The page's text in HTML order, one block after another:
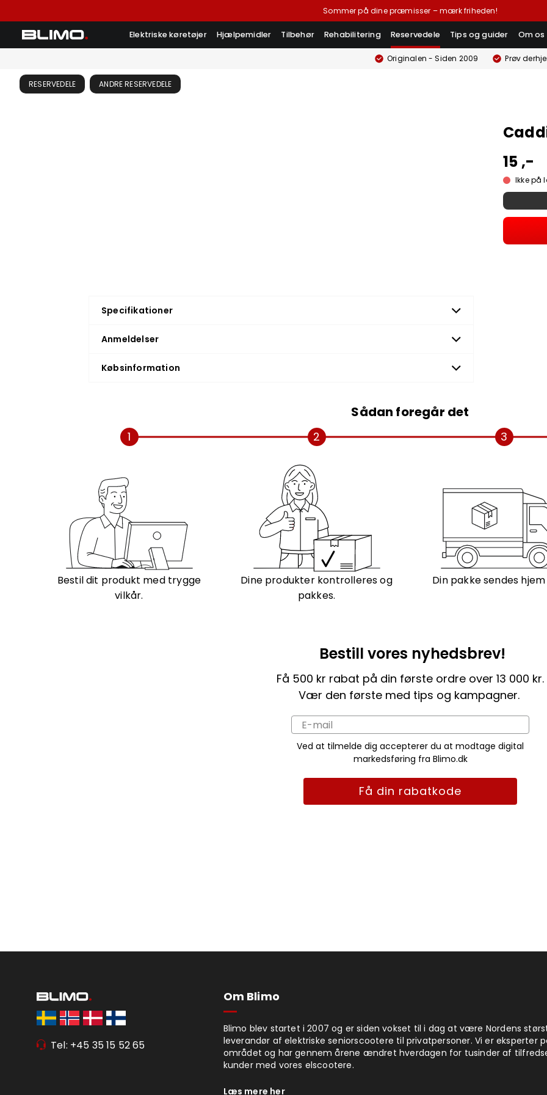
Sommer på dine præmisser – mærk friheden!
Elektriske køretøjer Hjælpemidler Tilbehør Rehabilitering Reservedele Tips og guider Om os
Originalen - Siden 2009 Prøv
RESERVEDELE ANDRE RESERVEDELE
15 ,-
Ikke på
Specifikationer
Anmeldelser
Købsinformation
Sådan foregår det
1
Bestil dit produkt med trygge
vilkår.
2
Dine produkter kontrolleres og
pakkes.
3
Din pakke sendes
Bestill vores nyhedsbrev!
Få 500 kr rabat på din første ordre over 13 000 kr.
Vær den første med tips og kampagner.
Ved at tilmelde dig accepterer du at modtage digital
markedsføring fra Blimo.dk
Få din rabatkode
Tel: +45 35 15 52 65
Om Blimo
Blimo blev startet i 2007 og er siden vokset til i dag at være Nordens
leverandør af elektriske seniorscootere til privatpersoner. Vi er eksperter
området og har gennem årene ændret hverdagen for tusinder af
kunder med vores elscootere.
Læs mere her